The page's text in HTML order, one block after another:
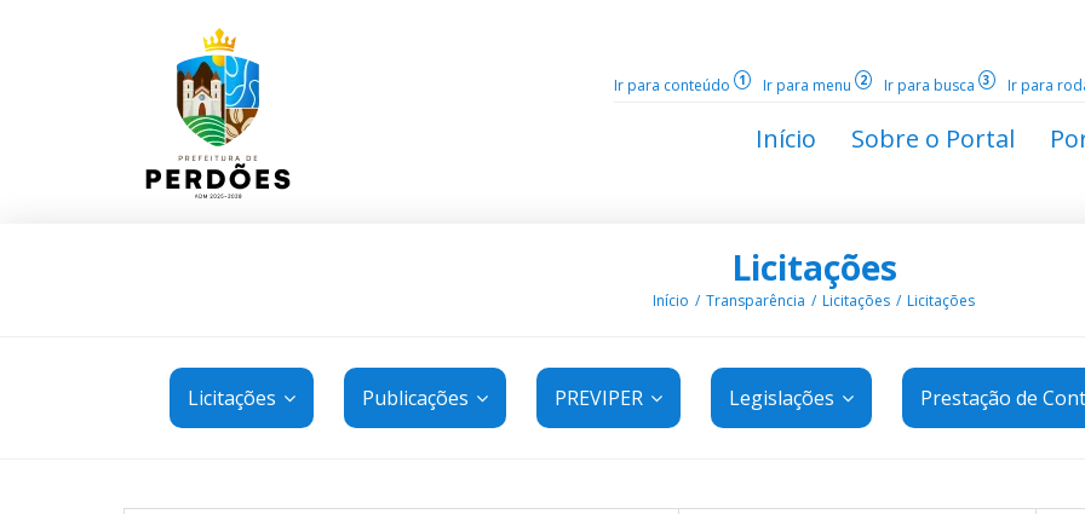
Ir para conteúdo 1 Ir para menu 2 Ir para busca 3 Ir para
Início Sobre o Portal
Licitações
Início Transparência Licitações Licitações
Licitações Publicações PREVIPER Legislações Prestação de